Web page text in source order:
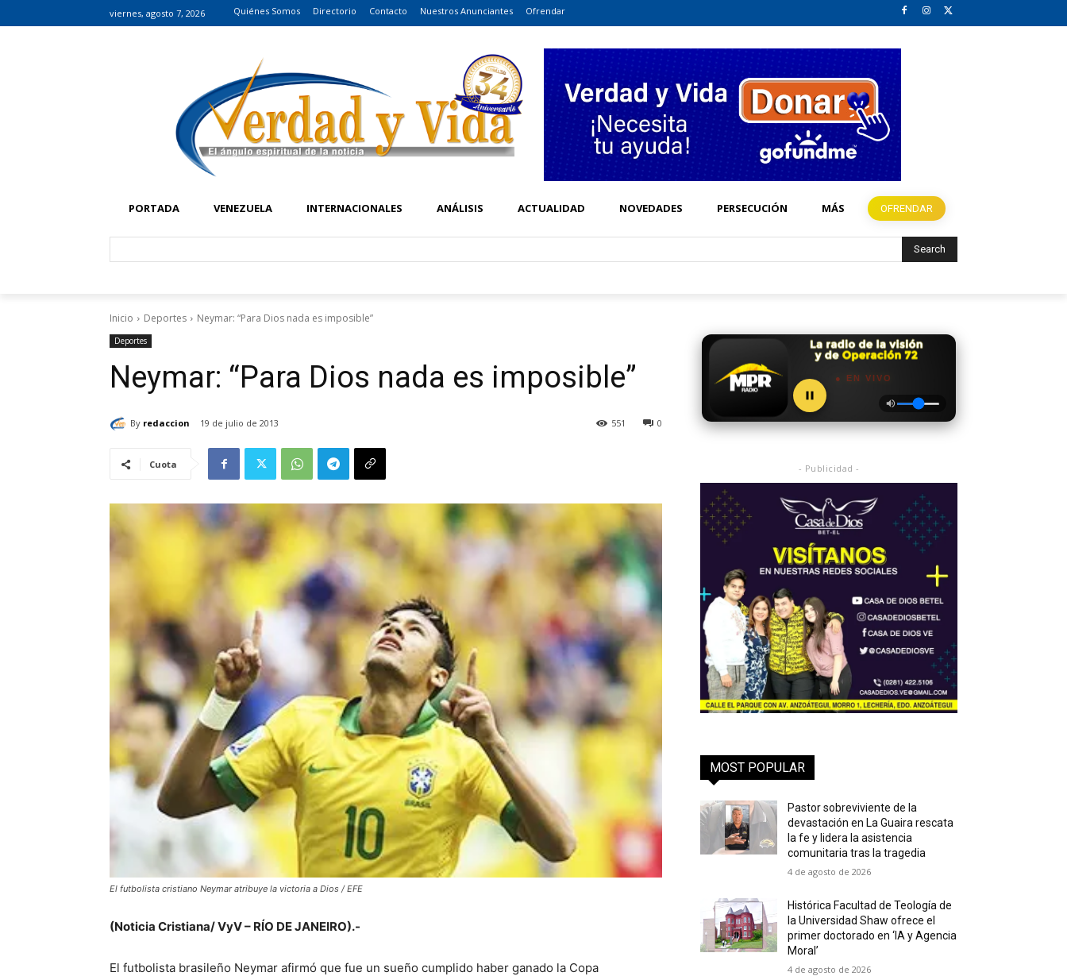
viernes, agosto 7, 2026 Quiénes Somos Directorio Contacto Nuestros Anunciantes Ofrendar
PORTADA VENEZUELA INTERNACIONALES ANÁLISIS ACTUALIDAD NOVEDADES PERSECUCIÓN MÁS OFRENDAR
Search
Inicio Deportes Neymar: “Para Dios nada es imposible”
Deportes
Neymar: “Para Dios nada es imposible”
By redaccion 19 de julio de 2013 0
551
Cuota
El futbolista cristiano Neymar atribuye la victoria a Dios / EFE
(Noticia Cristiana/ VyV – RÍO DE JANEIRO).-
El futbolista brasileño Neymar afirmó que fue un sueño cumplido haber ganado la Copa
● EN VIVO
- Publicidad -
MOST POPULAR
Pastor sobreviviente de la
devastación en La Guaira rescata
la fe y lidera la asistencia
comunitaria tras la tragedia
4 de agosto de 2026
Histórica Facultad de Teología de
la Universidad Shaw ofrece el
primer doctorado en ‘IA y Agencia
Moral’
4 de agosto de 2026